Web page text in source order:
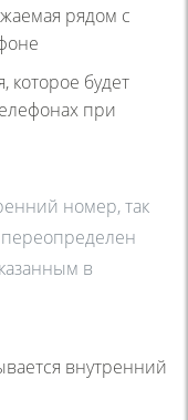
рядом с
будет
при
номер, так
в
внутренний